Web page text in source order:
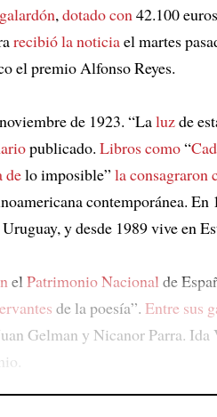
galardón,dotado con42.100
recibió la noticiael martes
el premio Alfonso Reyes.
de 1923. “Laluzde
publicado. Libros como“
delo imposible” la consagraron
contemporánea. En
y desde 1989 vive en
el Patrimonio Nacional de
de la poesía”. Entre sus
Gelman y Nicanor Parra. Ida